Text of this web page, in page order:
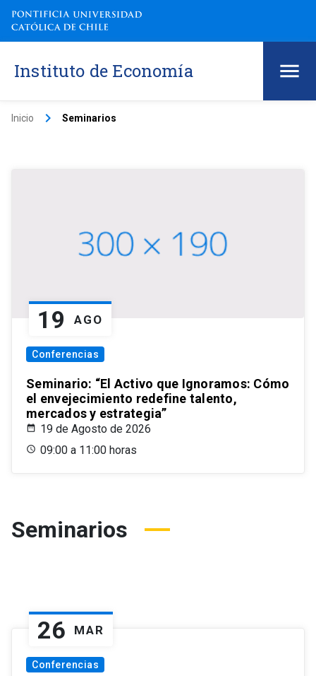
Instituto de Economía
Inicio keyboard_arrow_right Seminarios
19 AGO
Conferencias
Seminario: “El Activo que Ignoramos: Cómo
el envejecimiento redefine talento,
mercados y estrategia”
19 de Agosto de 2026
09:00 a 11:00 horas
Seminarios
26 MAR
Conferencias